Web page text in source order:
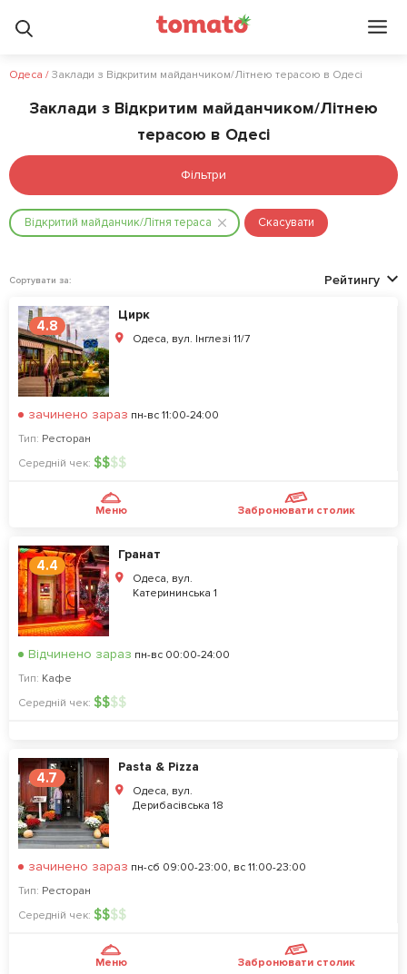
Одеса / Заклади з Відкритим майданчиком/Літнею терасою в Одесі
Заклади з Відкритим майданчиком/Літнею
терасою в Одесі
Фільтри
Відкритий майданчик/Літня тераса Скасувати
Сортувати за: Рейтингу
4.8
Цирк
Одеса, вул. Інглезі 11/7
зачинено зараз пн-вс 11:00-24:00
Тип: Ресторан
Середній чек: $$$$
Меню Забронювати столик
4.4
Гранат
Одеса, вул.
Катерининська 1
Відчинено зараз пн-вс 00:00-24:00
Тип: Кафе
Середній чек: $$$$
4.7
Pasta & Pizza
Одеса, вул.
Дерибасівська 18
зачинено зараз пн-сб 09:00-23:00, вс 11:00-23:00
Тип: Ресторан
Середній чек: $$$$
Меню Забронювати столик